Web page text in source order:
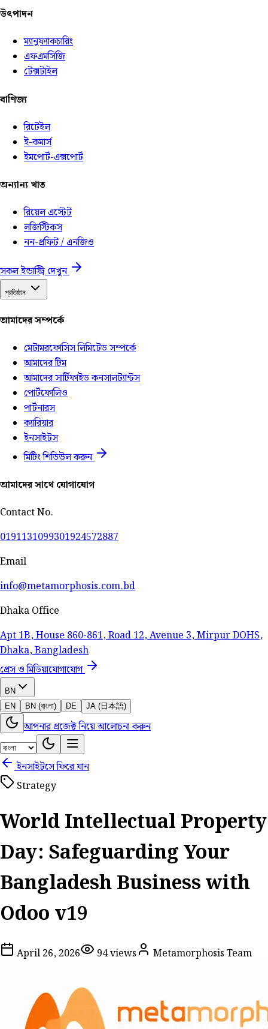
উৎপাদন
ম্যানুফ্যাকচারিং
এফএমসিজি
টেক্সটাইল
বাণিজ্য
রিটেইল
ই-কমার্স
ইমপোর্ট-এক্সপোর্ট
অন্যান্য খাত
রিয়েল এস্টেট
লজিস্টিকস
নন-প্রফিট / এনজিও
সকল ইন্ডাস্ট্রি দেখুন
প্রতিষ্ঠান
আমাদের সম্পর্কে
মেটামরফোসিস লিমিটেড সম্পর্কে
আমাদের টিম
আমাদের সার্টিফাইড কনসালট্যান্টস
পোর্টফোলিও
পার্টনারস
ক্যারিয়ার
ইনসাইটস
মিটিং শিডিউল করুন
আমাদের সাথে যোগাযোগ
Contact No.
0191131099301924572887
Email
info@metamorphosis.com.bd
Dhaka Office
Apt 1B, House 860-861, Road 12, Avenue 3, Mirpur DOHS,
Dhaka, Bangladesh
প্রেস ও মিডিয়াযোগাযোগ
BN
EN
BN (বাংলা) DE JA (日本語)
আপনার প্রজেক্ট নিয়ে আলোচনা করুন
ইনসাইটসে ফিরে যান
Strategy
World Intellectual Property
Day: Safeguarding Your
Bangladesh Business with
Odoo v19
April 26, 2026 94views Metamorphosis Team